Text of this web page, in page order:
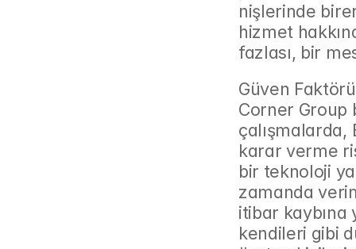
nişlerinde
hizmet
fazlası, bir
Güven
Corner Group
çalışmalarda,
karar verme
bir teknoloji
zamanda
itibar
kendileri gibi